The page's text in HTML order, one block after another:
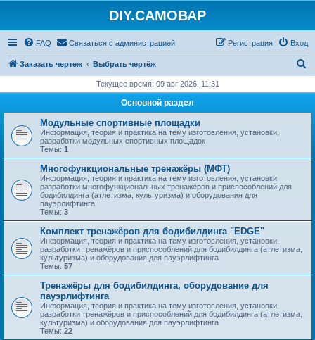
DIY.САМОВАР
FAQ Связаться с администрацией Вход
Регистрация
Заказать чертеж Выбрать чертёж
с
Текущее время: 09 авг 2026, 11:31
Основной раздел
Модульные спортивные площадки
Информация, теория и практика на тему изготовления, установки,
разработки модульных спортивных площадок
Темы: 1
Многофункциональные тренажёры (МФТ)
Информация, теория и практика на тему изготовления, установки,
разработки многофункциональных тренажёров и приспособлений для
бодибилдинга (атлетизма, культуризма) и оборудования для
пауэрлифтинга
Темы: 3
Комплект тренажёров для бодибилдинга "EDGE"
Информация, теория и практика на тему изготовления, установки,
разработки тренажёров и приспособлений для бодибилдинга (атлетизма,
культуризма) и оборудования для пауэрлифтинга
Темы: 57
Тренажёры для бодибилдинга, оборудование для
пауэрлифтинга
Информация, теория и практика на тему изготовления, установки,
разработки тренажёров и приспособлений для бодибилдинга (атлетизма,
культуризма) и оборудования для пауэрлифтинга
Темы: 22